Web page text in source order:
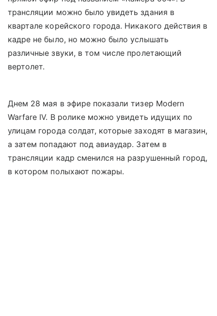
трансляции можно было увидеть здания в
квартале корейского города. Никакого действия в
кадре не было, но можно было услышать
различные звуки, в том числе пролетающий
вертолет.
Днем 28 мая в эфире показали тизер Modern
Warfare IV. В ролике можно увидеть идущих по
улицам города солдат, которые заходят в магазин,
а затем попадают под авиаудар. Затем в
трансляции кадр сменился на разрушенный город,
в котором полыхают пожары.